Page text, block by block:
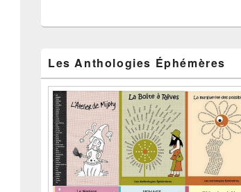
Les Anthologies Éphémères